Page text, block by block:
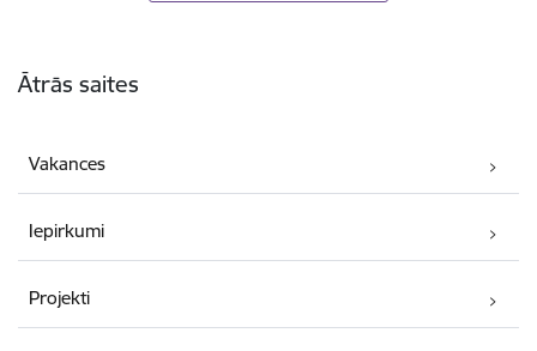
Ātrās saites
Vakances
Iepirkumi
Projekti